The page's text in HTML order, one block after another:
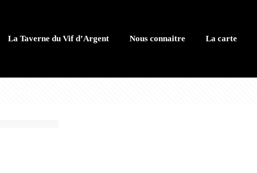
La Taverne du Vif d’Argent Nous connaitre La carte